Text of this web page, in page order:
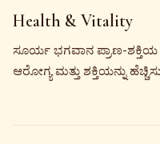
Health & Vitality
ಸೂರ್ಯ ಭಗವಾನ ಪ್ರಾಣ-
ಆರೋಗ್ಯ ಮತ್ತು ಶಕ್ತಿಯನ್ನು